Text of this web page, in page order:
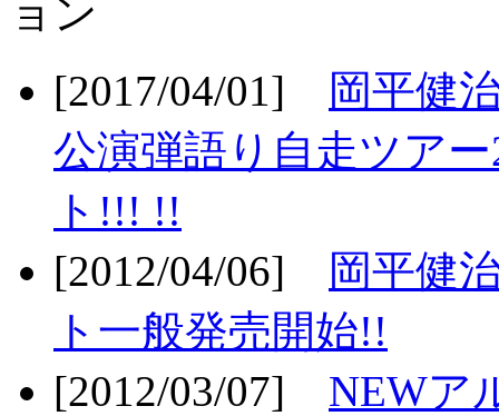
[2017/04/01]
岡平健
公演弾語り自走ツア
ト!!! !!
[2012/04/06]
岡平健
ト一般発売開始!!
[2012/03/07] NEWア